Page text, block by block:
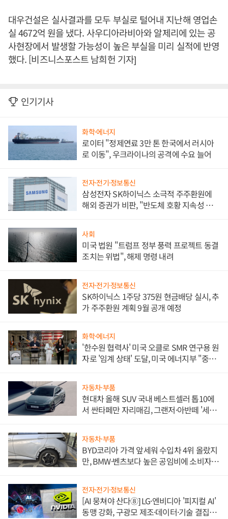
대우건설은 실사결과를 모두 부실로 털어내 지난해 영업손
실 4672억 원을 냈다. 사우디아라비아와 알제리에 있는 공
사현장에서 발생할 가능성이 높은 부실을 미리 실적에 반영
했다. [비즈니스포스트 남희헌 기자]
인기기사
화학·에너지
로이터 "정제연료 3만 톤 한국에서 러시아
로 이동", 우크라이나의 공격에 수요 늘어
전자·전기·정보통신
삼성전자 SK하이닉스 소극적 주주환원에
해외 증권가 비판, "반도체 호황 지속성 의
사회
미국 법원 "트럼프 정부 풍력 프로젝트 동결
조치는 위법", 해제 명령 내려
전자·전기·정보통신
SK하이닉스 1주당 375원 현금배당 실시, 추
가 주주환원 계획 9월 공개 예정
화학·에너지
'한수원 협력사' 미국 오클로 SMR 연구용 원
자로 '임계 상태' 도달, 미국 에너지부 "중요
자동차·부품
현대차 올해 SUV 국내 베스트셀러 톱10에
서 싼타페만 자리매김, 그랜저·아반떼 '세단
자동차·부품
BYD코리아 가격 앞세워 수입차 4위 올랐지
만, BMW·벤츠보다 높은 공임비에 소비자
전자·전기·정보통신
[AI 뭉쳐야 산다⑧] LG·엔비디아 '피지컬 AI'
동맹 강화, 구광모 제조·데이터·기술 결집